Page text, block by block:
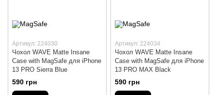
Артикул: 224030
Чохол WAVE Matte Insane
Case with MagSafe для iPhone
13 PRO Sierra Blue
590 грн
Артикул: 224034
Чохол WAVE Matte Insane
Case with MagSafe для iPhone
13 PRO MAX Black
590 грн